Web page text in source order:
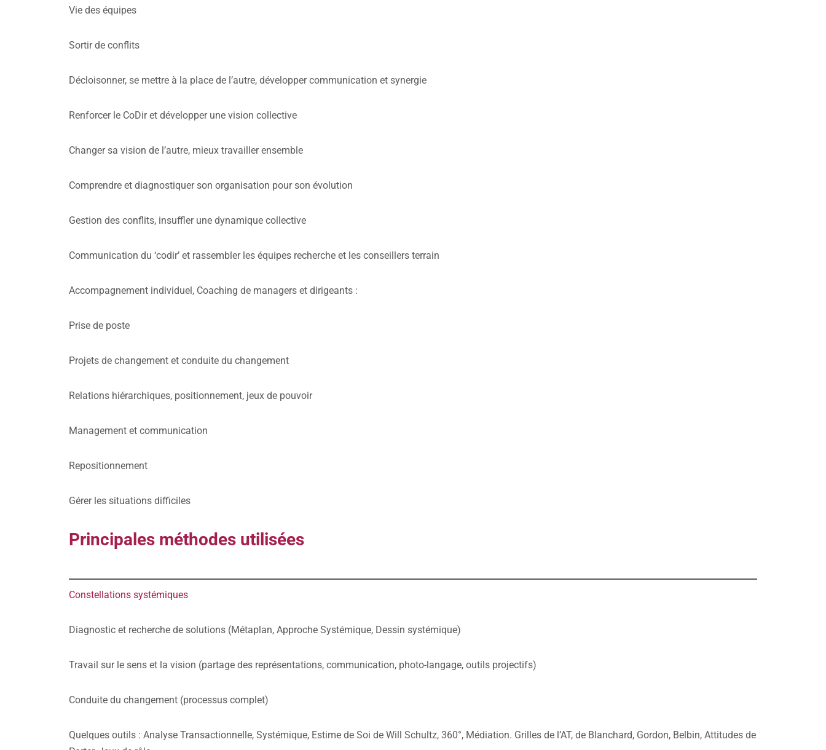
Vie des équipes
Sortir de conflits
Décloisonner, se mettre à la place de l’autre, développer communication et synergie
Renforcer le CoDir et développer une vision collective
Changer sa vision de l’autre, mieux travailler ensemble
Comprendre et diagnostiquer son organisation pour son évolution
Gestion des conflits, insuffler une dynamique collective
Communication du ‘codir’ et rassembler les équipes recherche et les conseillers terrain
Accompagnement individuel, Coaching de managers et dirigeants :
Prise de poste
Projets de changement et conduite du changement
Relations hiérarchiques, positionnement, jeux de pouvoir
Management et communication
Repositionnement
Gérer les situations difficiles
Principales méthodes utilisées
Constellations systémiques
Diagnostic et recherche de solutions (Métaplan, Approche Systémique, Dessin systémique)
Travail sur le sens et la vision (partage des représentations, communication, photo-langage, outils projectifs)
Conduite du changement (processus complet)
Quelques outils : Analyse Transactionnelle, Systémique, Estime de Soi de Will Schultz, 360°, Médiation. Grilles de l’AT, de Blanchard, Gordon, Belbin, Attitudes de